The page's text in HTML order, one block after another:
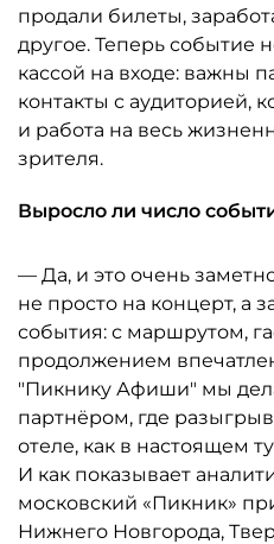
продали билеты,
другое. Теперь событие
кассой на входе: важны
контакты с аудиторией,
и работа на весь
зрителя.
Выросло ли число
— Да, и это очень
не просто на концерт, а
события: с маршрутом,
продолжением
"Пикнику Афиши" мы
партнёром, где
отеле, как в настоящем
И как показывает
московский «Пикник»
Нижнего Новгорода,